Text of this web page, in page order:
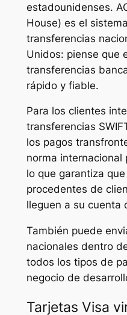
estadounidenses.
House) es el
transferencias
Unidos: piense que
transferencias
rápido y fiable.
Para los clientes
transferencias
los pagos
norma internacional
lo que garantiza
procedentes de
lleguen a su cuenta
También puede
nacionales dentro
todos los tipos de
negocio de
Tarjetas Visa